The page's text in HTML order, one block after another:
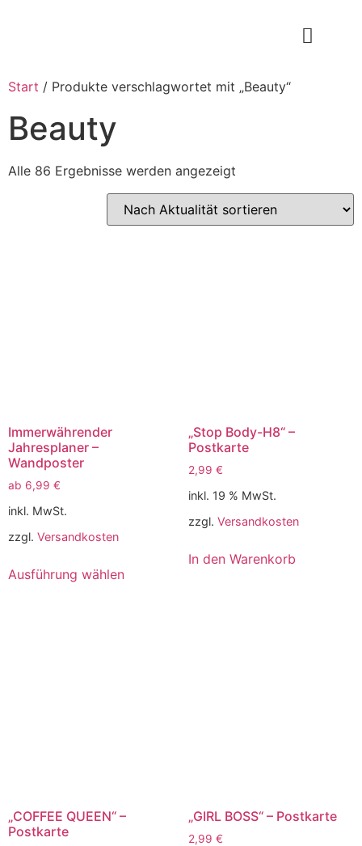
Start / Produkte verschlagwortet mit „Beauty“
Beauty
Alle 86 Ergebnisse werden angezeigt
Immerwährender
Jahresplaner –
Wandposter
ab 6,99 €
inkl. MwSt.
zzgl. Versandkosten
Ausführung wählen
„Stop Body-H8“ –
Postkarte
2,99 €
inkl. 19 % MwSt.
zzgl. Versandkosten
In den Warenkorb
„COFFEE QUEEN“ –
Postkarte
„GIRL BOSS“ – Postkarte
2,99 €